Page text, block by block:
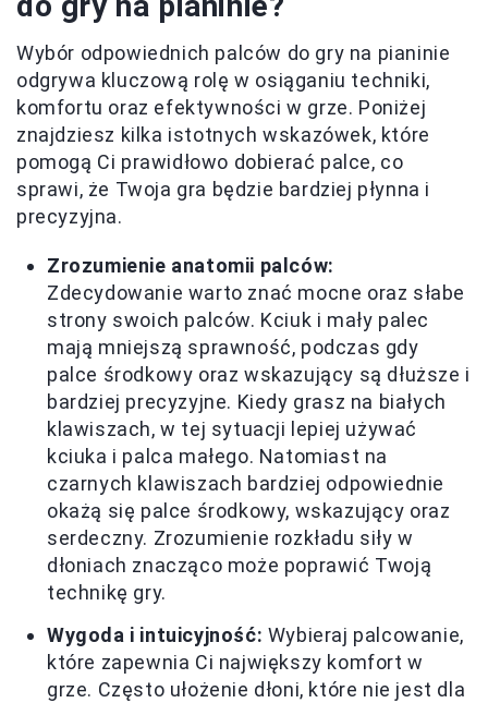
Wybór odpowiednich palców do gry na pianinie
odgrywa kluczową rolę w osiąganiu techniki,
komfortu oraz efektywności w grze. Poniżej
znajdziesz kilka istotnych wskazówek, które
pomogą Ci prawidłowo dobierać palce, co
sprawi, że Twoja gra będzie bardziej płynna i
precyzyjna.
Zrozumienie anatomii palców:
Zdecydowanie warto znać mocne oraz słabe
strony swoich palców. Kciuk i mały palec
mają mniejszą sprawność, podczas gdy
palce środkowy oraz wskazujący są dłuższe i
bardziej precyzyjne. Kiedy grasz na białych
klawiszach, w tej sytuacji lepiej używać
kciuka i palca małego. Natomiast na
czarnych klawiszach bardziej odpowiednie
okażą się palce środkowy, wskazujący oraz
serdeczny. Zrozumienie rozkładu siły w
dłoniach znacząco może poprawić Twoją
technikę gry.
Wygoda i intuicyjność: Wybieraj palcowanie,
które zapewnia Ci największy komfort w
grze. Często ułożenie dłoni, które nie jest dla